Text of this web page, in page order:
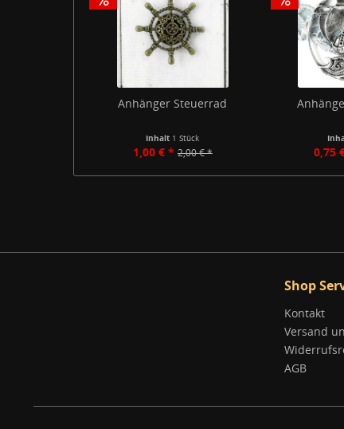
Anhänger Steuerrad
Inhalt 1 Stück
1,00 € * 2,00 € * 0,75
Shop
Kontakt
Versand
AGB